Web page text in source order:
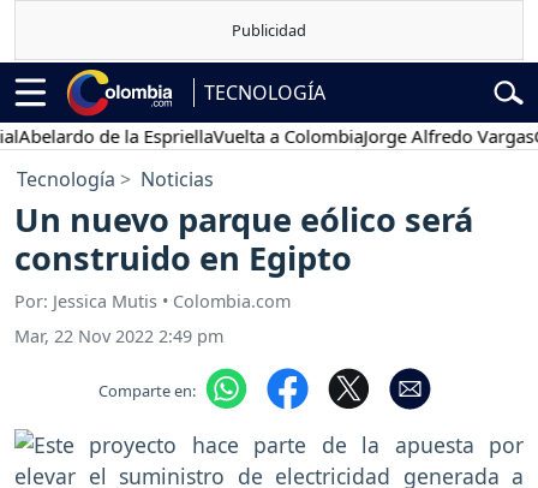
TECNOLOGÍA
de la EspriellaVuelta a ColombiaJorge Alfredo Vargas
Tecnología Noticias
Un nuevo parque eólico será
construido en Egipto
Por: Jessica Mutis • Colombia.com
Mar, 22 Nov 2022 2:49 pm
Comparte en: